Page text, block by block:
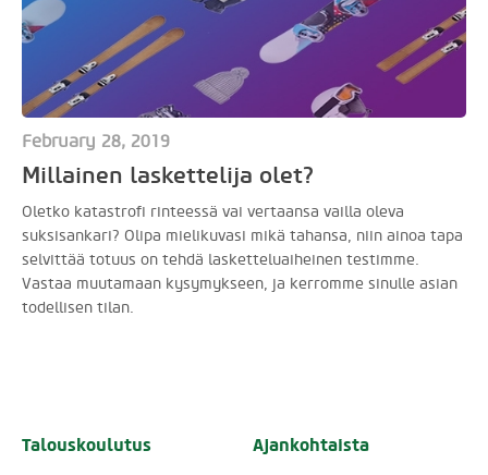
February 28, 2019
Millainen laskettelija olet?
Oletko katastrofi rinteessä vai vertaansa vailla oleva
suksisankari? Olipa mielikuvasi mikä tahansa, niin ainoa tapa
selvittää totuus on tehdä lasketteluaiheinen testimme.
Vastaa muutamaan kysymykseen, ja kerromme sinulle asian
todellisen tilan.
Talouskoulutus
Ajankohtaista